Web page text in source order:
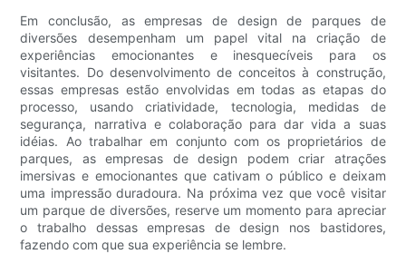
Em conclusão, as empresas de design de parques de
diversões desempenham um papel vital na criação de
experiências emocionantes e inesquecíveis para os
visitantes. Do desenvolvimento de conceitos à construção,
essas empresas estão envolvidas em todas as etapas do
processo, usando criatividade, tecnologia, medidas de
segurança, narrativa e colaboração para dar vida a suas
idéias. Ao trabalhar em conjunto com os proprietários de
parques, as empresas de design podem criar atrações
imersivas e emocionantes que cativam o público e deixam
uma impressão duradoura. Na próxima vez que você visitar
um parque de diversões, reserve um momento para apreciar
o trabalho dessas empresas de design nos bastidores,
fazendo com que sua experiência se lembre.